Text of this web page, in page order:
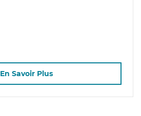
En Savoir Plus